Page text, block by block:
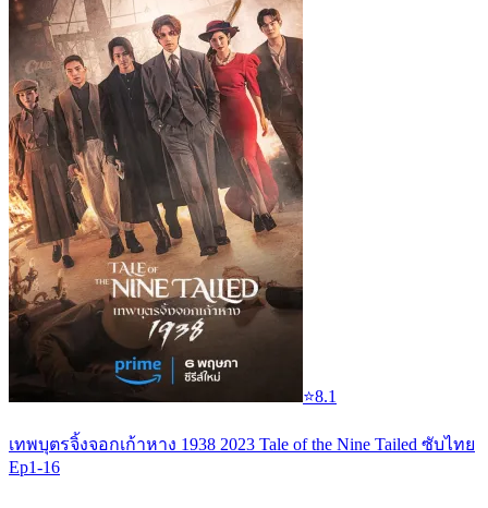
⭐8.1
เทพบุตรจิ้งจอกเก้าหาง 1938 2023 Tale of the Nine Tailed ซับไทย
Ep1-16